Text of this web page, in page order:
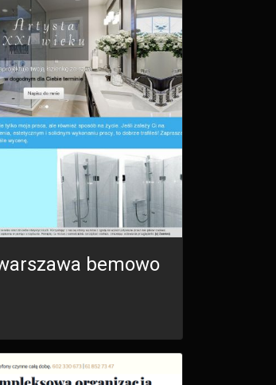
bemowo